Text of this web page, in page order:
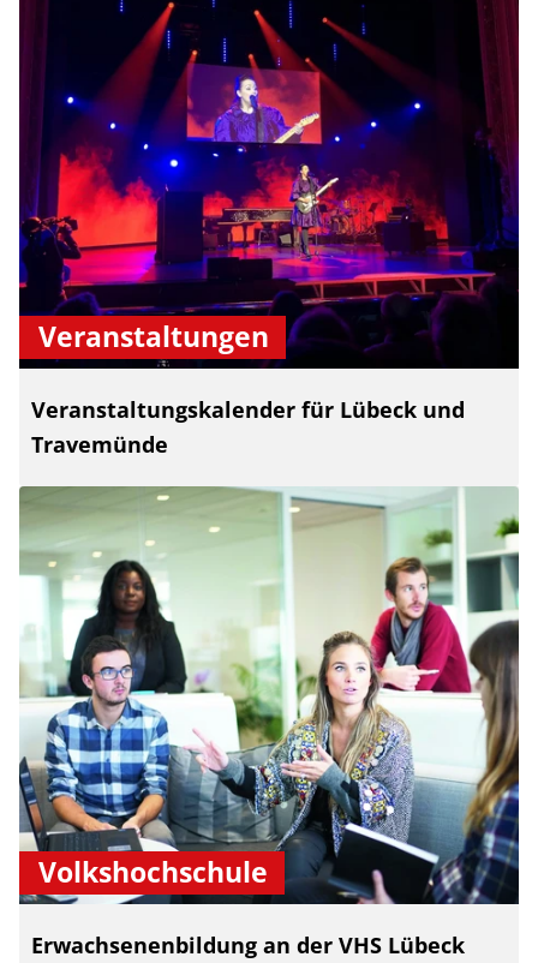
Veranstaltungen
Veranstaltungskalender für Lübeck und
Travemünde
Volkshochschule
Erwachsenenbildung an der VHS Lübeck